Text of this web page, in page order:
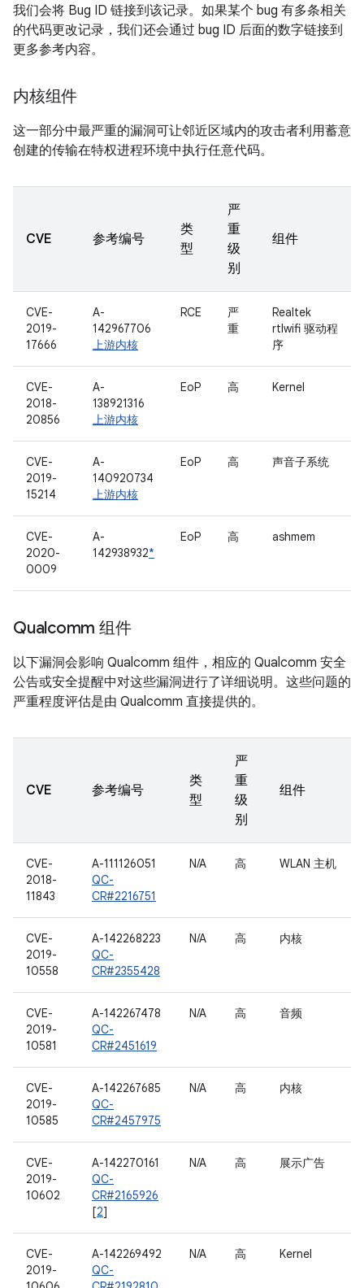
我们会将 Bug ID 链接到该记录。如果某个 bug 有多条相关
的代码更改记录，我们还会通过 bug ID 后面的数字链接到
更多参考内容。
内核组件
这一部分中最严重的漏洞可让邻近区域内的攻击者利用蓄意
创建的传输在特权进程环境中执行任意代码。
CVE 参考编号
类
型
严
重
级
别
组件
CVE-
2019-
17666
A-
142967706
上游内核
RCE
严
重
Realtek
rtlwifi 驱动程
序
CVE-
2018-
20856
A-
138921316
上游内核
EoP 高 Kernel
CVE-
2019-
15214
A-
140920734
上游内核
EoP 高 声音子系统
CVE-
2020-
0009
A-
142938932*
EoP 高 ashmem
Qualcomm 组件
以下漏洞会影响 Qualcomm 组件，相应的 Qualcomm 安全
公告或安全提醒中对这些漏洞进行了详细说明。这些问题的
严重程度评估是由 Qualcomm 直接提供的。
CVE 参考编号
类
型
严
重
级
别
组件
CVE-
2018-
11843
A-111126051
QC-
CR#2216751
N/A 高 WLAN 主机
CVE-
2019-
10558
A-142268223
QC-
CR#2355428
N/A 高 内核
CVE-
2019-
10581
A-142267478
QC-
CR#2451619
N/A 高 音频
CVE-
2019-
10585
A-142267685
QC-
CR#2457975
N/A 高 内核
CVE-
2019-
10602
A-142270161
QC-
CR#2165926
[2]
N/A 高 展示广告
CVE-
2019-
A-142269492
QC-
N/A 高 Kernel